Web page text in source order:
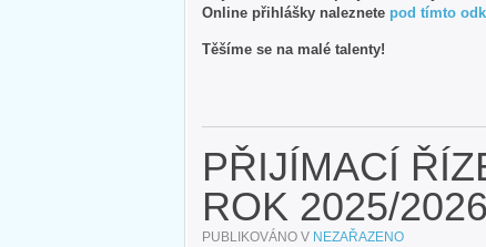
Online přihlášky naleznete pod tímto
Těšíme se na malé talenty!
PŘIJÍMACÍ
ROK 2025/2026
PUBLIKOVÁNO V NEZAŘAZENO